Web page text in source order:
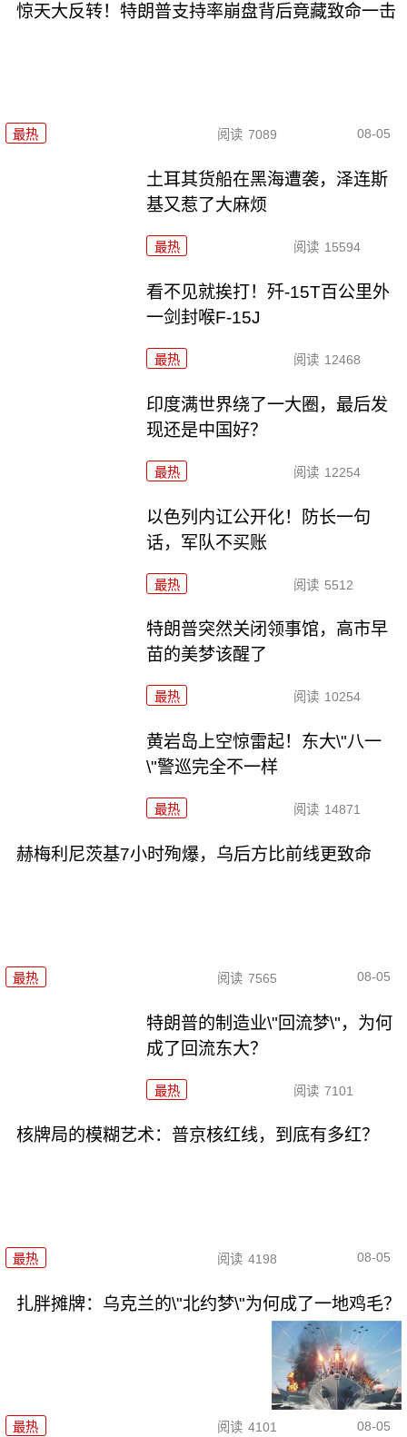
惊天大反转！特朗普支持率崩盘背后竟藏致命一击
最热 阅读 7089 08-05
土耳其货船在黑海遭袭，泽连斯
基又惹了大麻烦
最热 阅读 15594
看不见就挨打！歼-15T百公里外
一剑封喉F-15J
最热 阅读 12468
印度满世界绕了一大圈，最后发
现还是中国好？
最热 阅读 12254
以色列内讧公开化！防长一句
话，军队不买账
最热 阅读 5512
特朗普突然关闭领事馆，高市早
苗的美梦该醒了
最热 阅读 10254
黄岩岛上空惊雷起！东大\"八一
\"警巡完全不一样
最热 阅读 14871
赫梅利尼茨基7小时殉爆，乌后方比前线更致命
最热 阅读 7565 08-05
特朗普的制造业\"回流梦\"，为何
成了回流东大？
最热 阅读 7101
核牌局的模糊艺术：普京核红线，到底有多红？
最热 阅读 4198 08-05
扎胖摊牌：乌克兰的\"北约梦\"为何成了一地鸡毛？
最热 阅读 4101 08-05